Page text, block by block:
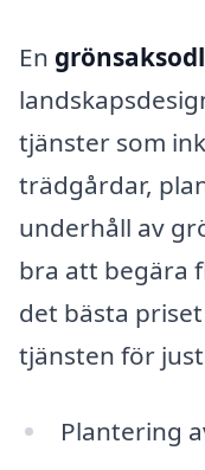
En
tjänster som
trädgårdar,
underhåll av
bra att begära
det bästa
tjänsten för
Plantering